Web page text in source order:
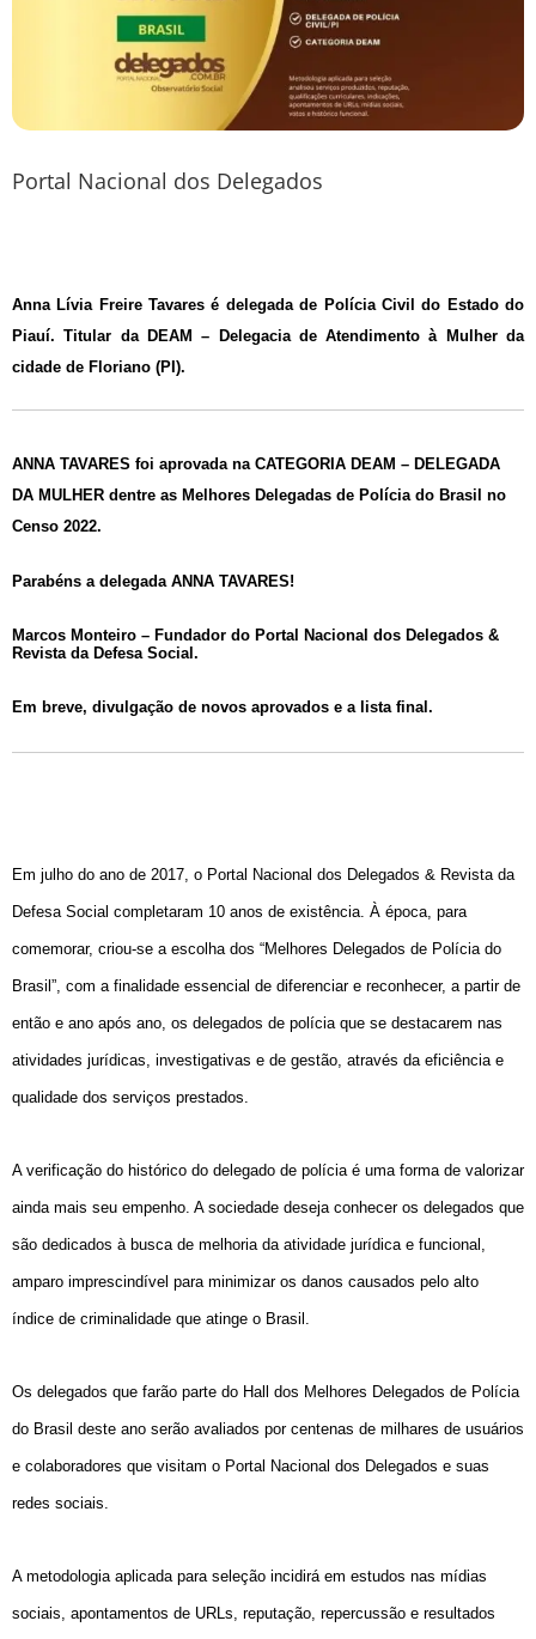
Portal Nacional dos Delegados
Anna Lívia Freire Tavares é delegada de Polícia Civil do Estado do
Piauí. Titular da DEAM – Delegacia de Atendimento à Mulher da
cidade de Floriano (PI).
ANNA TAVARES foi aprovada na CATEGORIA DEAM – DELEGADA
DA MULHER dentre as Melhores Delegadas de Polícia do Brasil no
Censo 2022.
Parabéns a delegada ANNA TAVARES!
Marcos Monteiro – Fundador do Portal Nacional dos Delegados &
Revista da Defesa Social.
Em breve, divulgação de novos aprovados e a lista final.
Em julho do ano de 2017, o Portal Nacional dos Delegados & Revista da
Defesa Social completaram 10 anos de existência. À época, para
comemorar, criou-se a escolha dos “Melhores Delegados de Polícia do
Brasil”, com a finalidade essencial de diferenciar e reconhecer, a partir de
então e ano após ano, os delegados de polícia que se destacarem nas
atividades jurídicas, investigativas e de gestão, através da eficiência e
qualidade dos serviços prestados.
A verificação do histórico do delegado de polícia é uma forma de valorizar
ainda mais seu empenho. A sociedade deseja conhecer os delegados que
são dedicados à busca de melhoria da atividade jurídica e funcional,
amparo imprescindível para minimizar os danos causados pelo alto
índice de criminalidade que atinge o Brasil.
Os delegados que farão parte do Hall dos Melhores Delegados de Polícia
do Brasil deste ano serão avaliados por centenas de milhares de usuários
e colaboradores que visitam o Portal Nacional dos Delegados e suas
redes sociais.
A metodologia aplicada para seleção incidirá em estudos nas mídias
sociais, apontamentos de URLs, reputação, repercussão e resultados